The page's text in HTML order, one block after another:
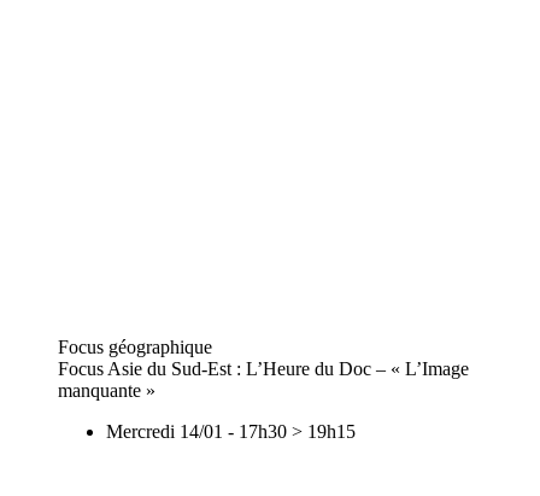
Focus géographique
Focus Asie du Sud-Est : L’Heure du Doc – « L’Image
manquante »
Mercredi 14/01 - 17h30 > 19h15